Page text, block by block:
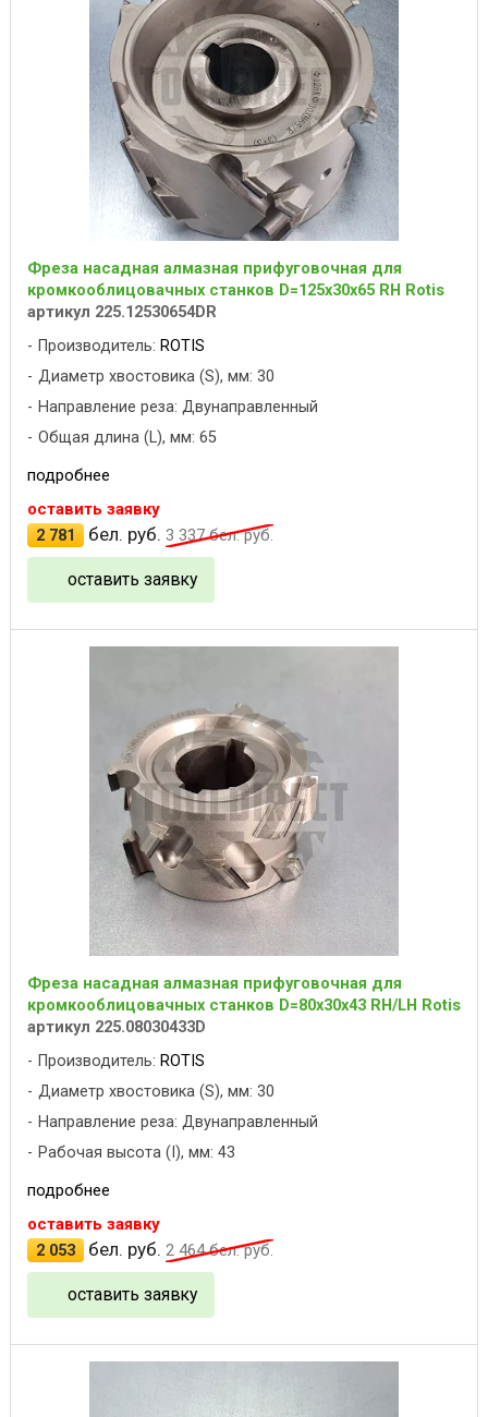
Фреза насадная алмазная прифуговочная для
кромкооблицовачных станков D=125x30x65 RH Rotis
артикул 225.12530654DR
Производитель: ROTIS
Диаметр хвостовика (S), мм: 30
Направление реза: Двунаправленный
Общая длина (L), мм: 65
подробнее
оставить заявку
2 781
бел. руб. 3 337бел. руб.
оставить заявку
Фреза насадная алмазная прифуговочная для
кромкооблицовачных станков D=80x30x43 RH/LH Rotis
артикул 225.08030433D
Производитель: ROTIS
Диаметр хвостовика (S), мм: 30
Направление реза: Двунаправленный
Рабочая высота (I), мм: 43
подробнее
оставить заявку
2 053
бел. руб. 2 464бел. руб.
оставить заявку